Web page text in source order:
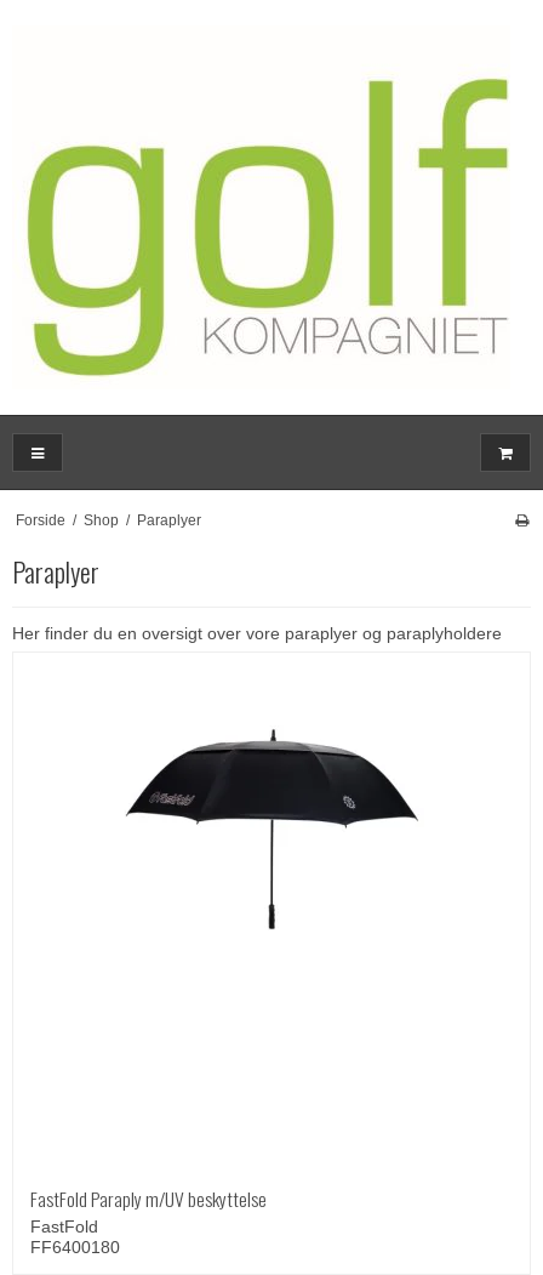
Forside / Shop / Paraplyer
Paraplyer
Her finder du en oversigt over vore paraplyer og paraplyholdere
FastFold Paraply m/UV beskyttelse
FastFold
FF6400180